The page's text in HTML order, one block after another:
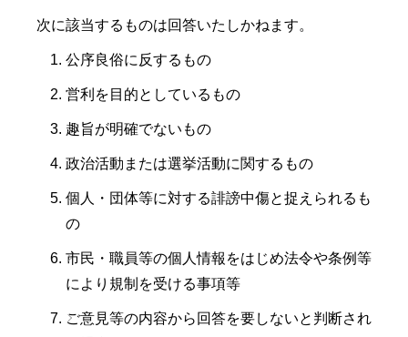
次に該当するものは回答いたしかねます。
公序良俗に反するもの
営利を目的としているもの
趣旨が明確でないもの
政治活動または選挙活動に関するもの
個人・団体等に対する誹謗中傷と捉えられるも
の
市民・職員等の個人情報をはじめ法令や条例等
により規制を受ける事項等
ご意見等の内容から回答を要しないと判断され